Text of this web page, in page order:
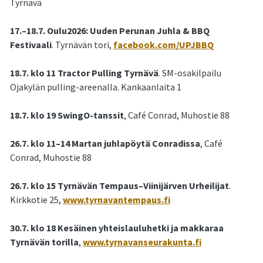
Tyrnävä
17.–18.7. Oulu2026: Uuden Perunan Juhla & BBQ
Festivaali. Tyrnävän tori, facebook.com/UPJBBQ
18.7. klo 11 Tractor Pulling Tyrnävä. SM-osakilpailu
Ojakylän pulling-areenalla. Kankaanlaita 1
18.7. klo 19 SwingO-tanssit, Café Conrad, Muhostie 88
26.7. klo 11–14 Martan juhlapöytä Conradissa, Café
Conrad, Muhostie 88
26.7. klo 15 Tyrnävän Tempaus–Viinijärven Urheilijat.
Kirkkotie 25, www.tyrnavantempaus.fi
30.7. klo 18 Kesäinen yhteislauluhetki ja makkaraa
Tyrnävän torilla, www.tyrnavanseurakunta.fi